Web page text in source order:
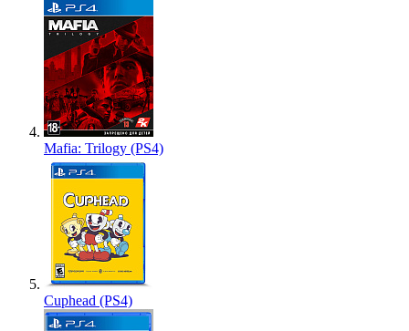
Mafia: Trilogy (PS4)
Cuphead (PS4)